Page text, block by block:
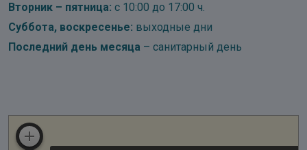
Вторник – пятница: с 10:00 до 17:00 ч.
Суббота, воскресенье: выходные дни
Последний день месяца – санитарный день